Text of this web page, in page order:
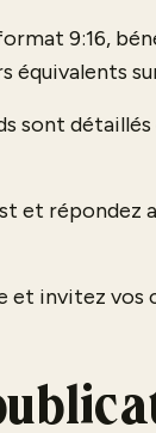
9:16,
équivalents
sont
et répondez
et invitez vos